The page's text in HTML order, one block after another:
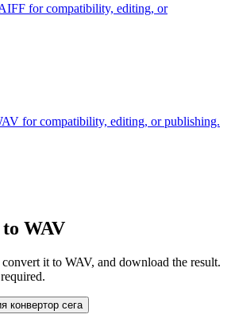
for compatibility, editing, or
for compatibility, editing, or publishing.
WAV
it to WAV, and download the result.
конвертор сега